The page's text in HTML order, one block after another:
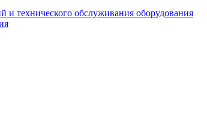
технического обслуживания оборудования